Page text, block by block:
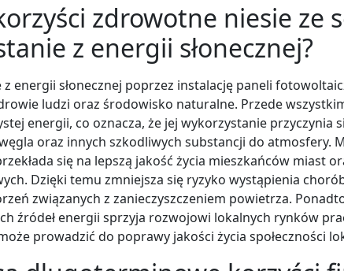
zdrowotne niesie ze
z energii słonecznej?
z energii słonecznej poprzez instalację paneli
ludzi oraz środowisko naturalne. Przede
energii, co oznacza, że jej wykorzystanie przyczynia
oraz innych szkodliwych substancji do atmosfery.
się na lepszą jakość życia mieszkańców miast
Dzięki temu zmniejsza się ryzyko wystąpienia
związanych z zanieczyszczeniem powietrza.
źródeł energii sprzyja rozwojowi lokalnych rynków
prowadzić do poprawy jakości życia społeczności